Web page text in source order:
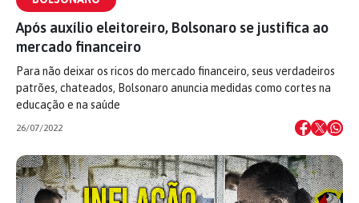
Após auxílio eleitoreiro, Bolsonaro se justifica ao
mercado financeiro
Para não deixar os ricos do mercado financeiro, seus verdadeiros
patrões, chateados, Bolsonaro anuncia medidas como cortes na
educação e na saúde
26/07/2022